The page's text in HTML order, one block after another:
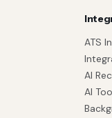
ATS
AI
AI